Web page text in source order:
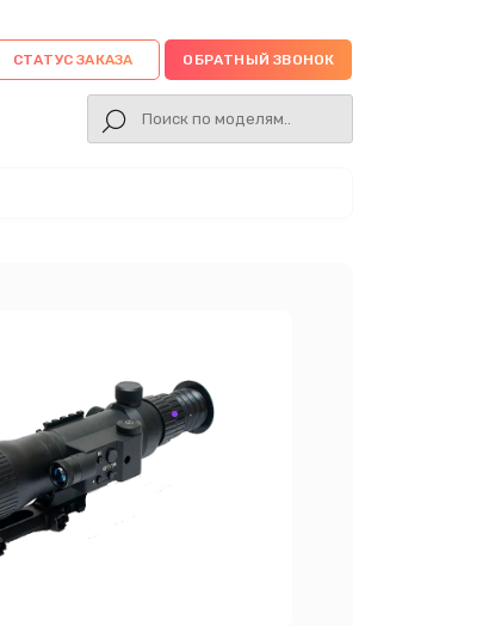
СТАТУС ЗАКАЗА ОБРАТНЫЙ ЗВОНОК